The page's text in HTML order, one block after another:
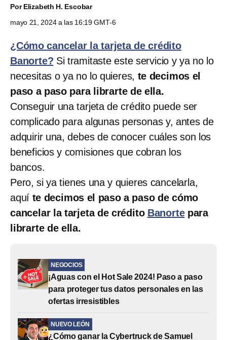
PorElizabeth H. Escobar
mayo 21, 2024 a las 16:19 GMT-6
¿Cómo cancelar la tarjeta de crédito
Banorte? Si tramitaste este servicio y ya no lo
necesitas o ya no lo quieres, te decimos el
paso a paso para librarte de ella.
Conseguir una tarjeta de crédito puede ser
complicado para algunas personas y, antes de
adquirir una, debes de conocer cuáles son los
beneficios y comisiones que cobran los
bancos.
Pero, si ya tienes una y quieres cancelarla,
aquí te decimos el paso a paso de cómo
cancelar la tarjeta de crédito Banortepara
librarte de ella.
NEGOCIOS
¡Aguas con el Hot Sale 2024! Paso a paso
para proteger tus datos personales en las
ofertas irresistibles
NUEVO LEÓN
¿Cómo ganar la Cybertruck de Samuel